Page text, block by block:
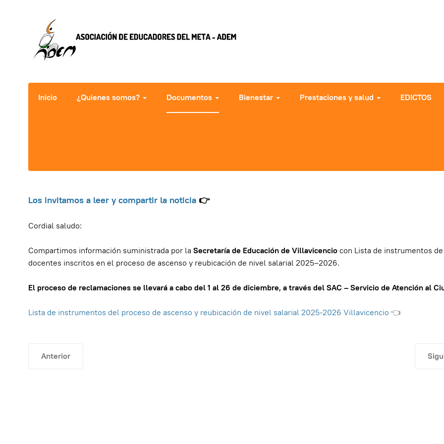
Inicio ¿Quienes somos? Documentos Bienestar Prestaciones y salud EDICTOS
Los invitamos a leer y compartir la noticia 👉
Cordial saludo:
Compartimos información suministrada por la Secretaría de Educación de Villavicencio con Lista de instrumentos
docentes inscritos en el proceso de ascenso y reubicación de nivel salarial 2025–2026.
El proceso de reclamaciones se llevará a cabo del 1 al 26 de diciembre, a través del SAC – Servicio de Atención al
Lista de instrumentos del proceso de ascenso y reubicación de nivel salarial 2025-2026 Villavicencio 👈
Artículo anterior: Elección de Delegados 2026 - 2027
Anterior